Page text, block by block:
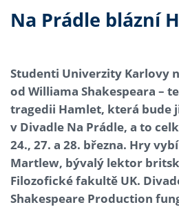
Na Prádle blázní
Studenti Univerzity Karlovy
od Williama Shakespeara –
tragedii Hamlet, která bude
v Divadle Na Prádle, a to
24., 27. a 28. března. Hry
Martlew, bývalý lektor
Filozofické fakultě UK.
Shakespeare Production